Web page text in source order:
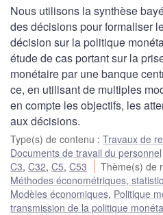
Nous utilisons la synthèse
des décisions pour formaliser
décision sur la politique
étude de cas portant sur la
monétaire par une banque
ce, en utilisant de multiples
en compte les objectifs, les
aux décisions.
Type(s) de contenu : Travaux de
Documents de travail du personnel
C3, C32, C5, C53 Thème(s) de
Méthodes économétriques,
Modèles économiques, Politique
transmission de la politique